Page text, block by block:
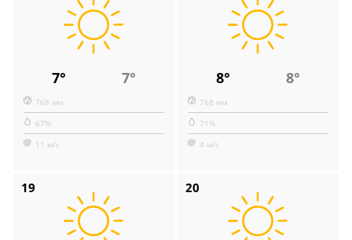
7° 7°
768 мм
67%
11 м/с
8° 8°
768 мм
71%
4 м/с
19 20